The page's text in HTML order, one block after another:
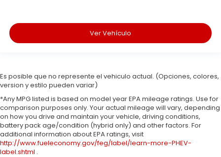
Ver Vehículo
Es posible que no represente el vehiculo actual. (Opciones, colores,
version y estilo pueden variar)
*Any MPG listed is based on model year EPA mileage ratings. Use for
comparison purposes only. Your actual mileage will vary, depending
on how you drive and maintain your vehicle, driving conditions,
battery pack age/condition (hybrid only) and other factors. For
additional information about EPA ratings, visit
http://www.fueleconomy.gov/feg/label/learn-more-PHEV-
label.shtml .